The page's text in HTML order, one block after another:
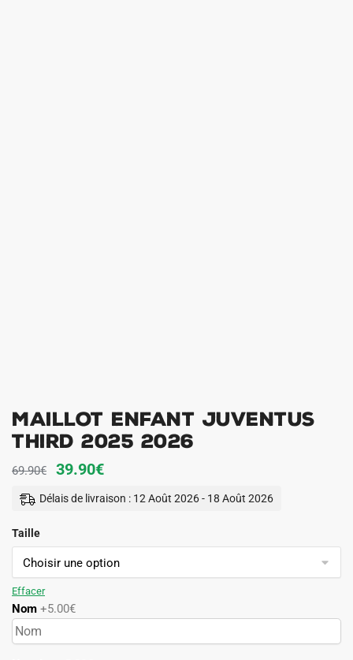
Maillot Enfant Juventus
Third 2025 2026
69.90€
Le
prix
69.90€.
39.90€Le
prix
39.90€.
Délais de livraison : 12 Août 2026 - 18 Août 2026
Taille
Effacer
Nom +5.00€